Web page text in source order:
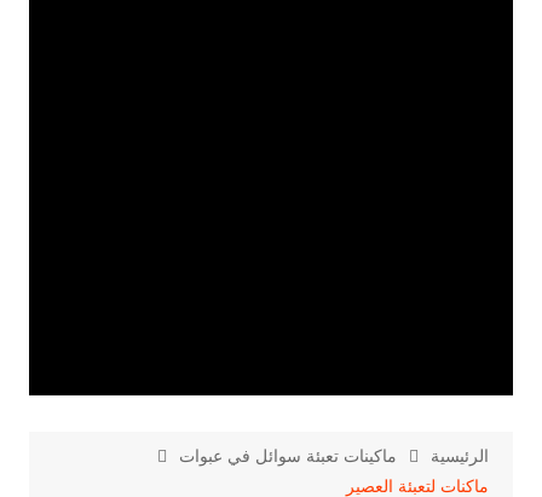
الرئيسية
ماكينات تعبئة سوائل في عبوات
ماكنات لتعبئة العصير